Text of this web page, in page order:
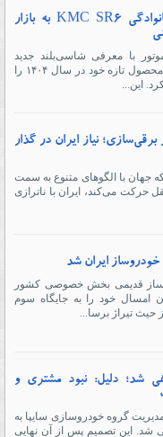
ورود شاسی‌بلند خانوادگی KMC SR6 به بازار
با معرفی شاسی‌بلند جدید
KMC SR6، سومین محصول تازه خود در سال ۱۴۰۴ را
این...
نیاز ایران در گذار
جهان با الگوهای متنوع به سمت
می‌کند، ایران با ناترازی
ایران شد
قدیمی بخش خصوصی کشور
امسال خود را به جایگاه سوم
تیراژ برسا...
شد؛ دلیل: نبود مشتری و
گروه خودروسازی سایپا به
این تصمیم پس از آن نهایی